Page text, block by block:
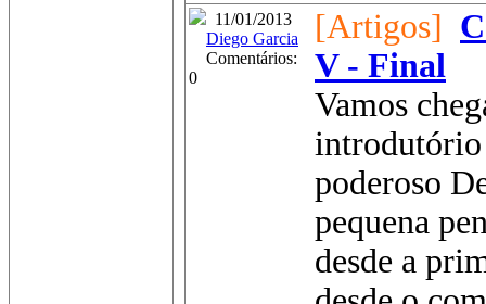
11/01/2013
Diego Garcia
Comentários:
0
[Artigos]
V - Final
Vamos
poderoso
pequena
desde a